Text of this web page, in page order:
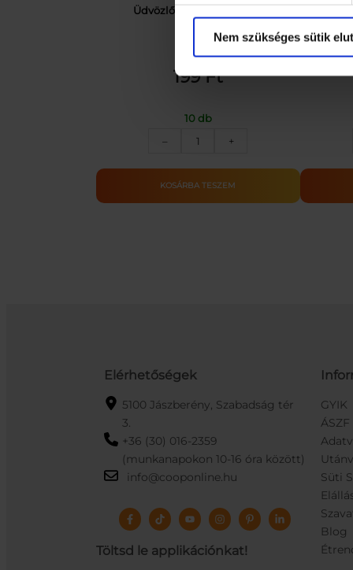
Nem szükséges sütik
Üdvözlőkártya – Bor_KÉP
199Ft
10 db
–
Üdvözlőkártya
Bor_KÉP
mennyiség
+
KOSÁRBA TESZEM
Elérhetőségek
5100 Jászberény, Szabadság tér
3.
+36 (30) 016-2359
(munkanapokon 10-16 óra között)
info@cooponline.hu
Töltsd le applikációnkat!
GYIK
ÁSZF
Süti
Blog